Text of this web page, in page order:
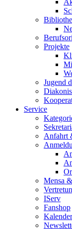
Projekte
Jugend
Service
Anfahrt
Mensa
IServ
Fanshop
Kalender